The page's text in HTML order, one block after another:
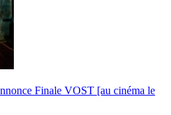
Finale VOST [au cinéma le